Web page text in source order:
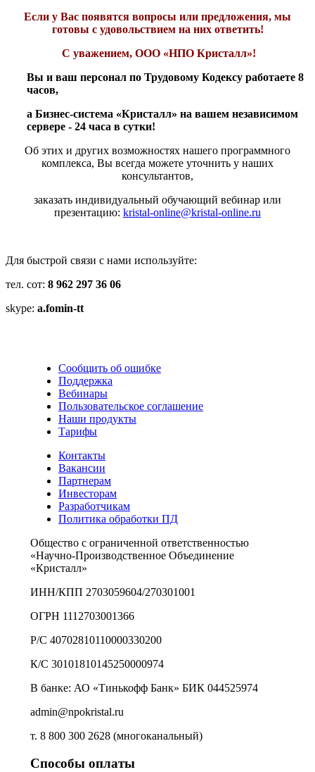
Если у Вас появятся вопросы или предложения, мы
готовы с удовольствием на них ответить!
С уважением, ООО «НПО Кристалл»!
Вы и ваш персонал по Трудовому Кодексу работаете 8
часов,
а Бизнес-система «Кристалл» на вашем независимом
сервере - 24 часа в сутки!
Об этих и других возможностях нашего программного
комплекса, Вы всегда можете уточнить у наших
консультантов,
заказать индивидуальный обучающий вебинар или
презентацию: kristal-online@kristal-online.ru
Для быстрой связи с нами используйте:
тел. сот: 8 962 297 36 06
skype: a.fomin-tt
Сообщить об ошибке
Поддержка
Вебинары
Пользовательское соглашение
Наши продукты
Тарифы
Контакты
Вакансии
Партнерам
Инвесторам
Разработчикам
Политика обработки ПД
Общество с ограниченной ответственностью
«Научно-Производственное Объединение
«Кристалл»
ИНН/КПП 2703059604/270301001
ОГРН 1112703001366
Р/С 40702810110000330200
К/С 30101810145250000974
В банке: АО «Тинькофф Банк» БИК 044525974
admin@npokristal.ru
т. 8 800 300 2628 (многоканальный)
Способы оплаты